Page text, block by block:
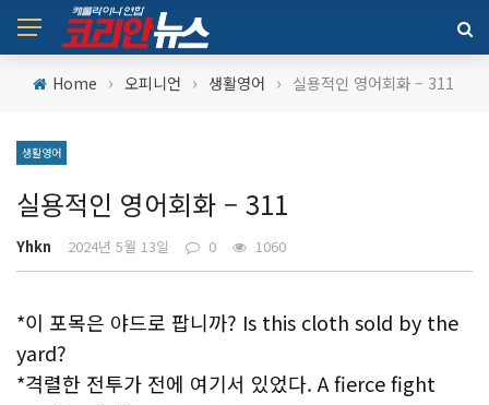
Home › 오피니언 › 생활영어 › 실용적인 영어회화 – 311
생활영어
실용적인 영어회화 – 311
Yhkn 2024년 5월 13일 0 1060
*이 포목은 야드로 팝니까? Is this cloth sold by the
yard?
*격렬한 전투가 전에 여기서 있었다. A fierce fight